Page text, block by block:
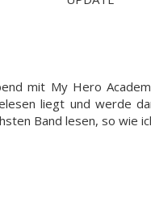
mit My Hero
liegt und werde
Band lesen, so wie